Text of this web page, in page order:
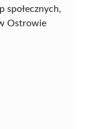
społecznych,
Ostrowie